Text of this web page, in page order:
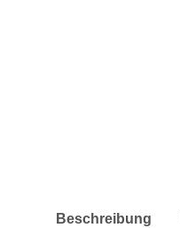
Beschreibung